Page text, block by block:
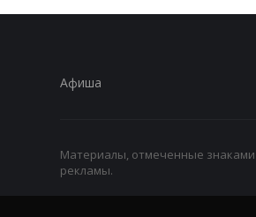
Афиша
Материалы, отмеченные
рекламы.